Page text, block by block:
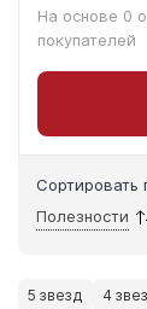
На основе 0
покупателей
Сортировать
Полезности
5 звезд 4